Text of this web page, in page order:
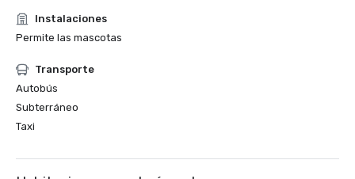
Instalaciones
Permite las mascotas
Transporte
Autobús
Subterráneo
Taxi